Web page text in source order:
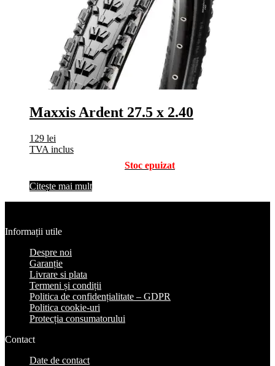
Maxxis Ardent 27.5 x 2.40
129 lei
TVA inclus
Stoc epuizat
Citește mai mult
Informații utile
Despre noi
Garanție
Livrare si plata
Termeni și condiții
Politica de confidențialitate – GDPR
Politica cookie-uri
Protecția consumatorului
Contact
Date de contact